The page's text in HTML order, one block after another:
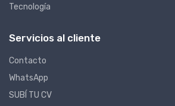
Tecnología
Servicios al cliente
Contacto
WhatsApp
SUBÍ TU CV